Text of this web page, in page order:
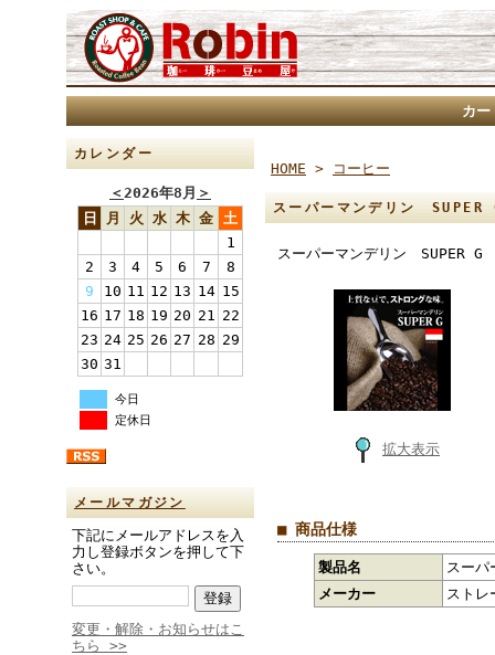
カー
カレンダー
＜2026年8月 ＞
日
月 火 水 木 金 土
1
2
3 4 5 6 7
8
9
10 11 12 13 14 15
16 17 18 19 20 21 22
23 24 25 26 27 28 29
30 31
今日
定休日
メールマガジン
下記にメールアドレスを入
力し登録ボタンを押して下
さい。
変更・解除・お知らせはこ
ちら >>
HOME > コーヒー
スーパーマンデリン SUPER
スーパーマンデリン SUPER G
拡大表示
■ 商品仕様
製品名
スー
メーカー
ストレ